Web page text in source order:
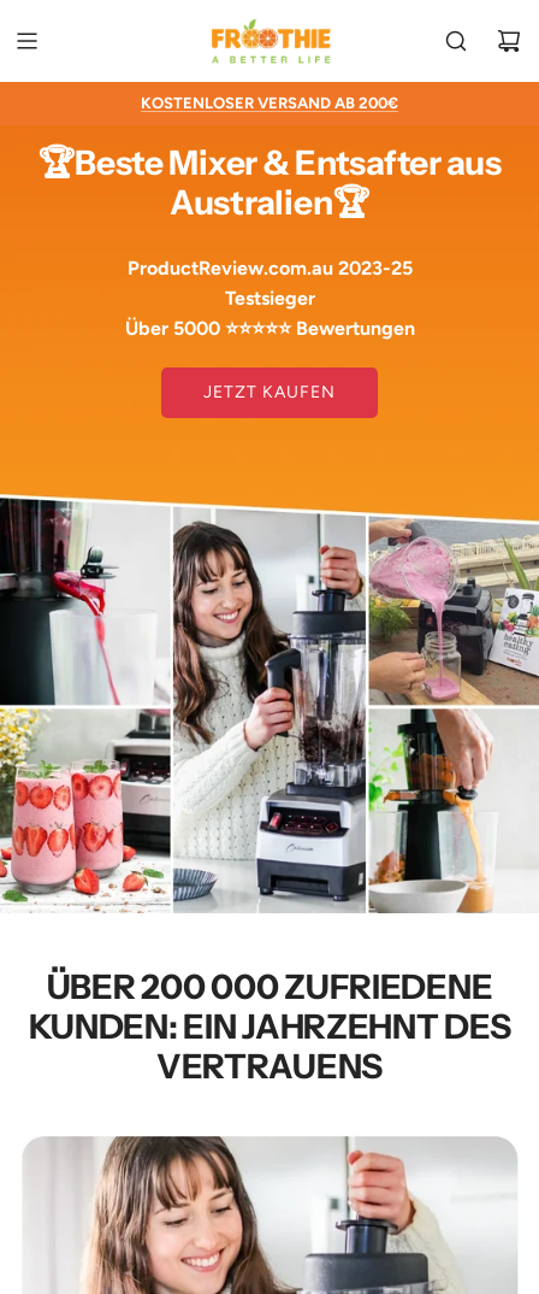
INHALT
KOSTENLOSER VERSAND AB 200€
30TAGE GELD-ZURÜCK-GARANTIE
24/7 ONLINE GARANTIE SUPPORT
ENTWICKELT & ENTWORFEN IN AUSTRALIEN
🏆Beste Mixer & Entsafter aus
Australien🏆
ProductReview.com.au 2023-25
Testsieger
Über 5000 ⭐⭐⭐⭐⭐ Bewertungen
JETZT KAUFEN
ÜBER 200 000 ZUFRIEDENE
KUNDEN: EIN JAHRZEHNT DES
VERTRAUENS
Hochleistungsmixer